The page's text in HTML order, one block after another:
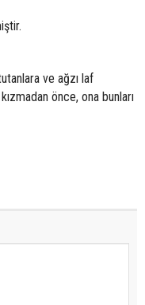
ve ağzı laf
önce, ona bunları